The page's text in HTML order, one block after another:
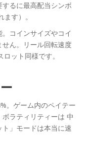
るに最高配当シンボ
す）。
コインサイズやコイ
ん。リール回転速度
ット同様です。
。ゲーム内のペイテー
ラティリティーは 中
」モードは本当に速